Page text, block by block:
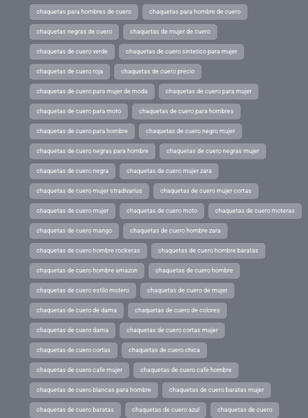
chaquetas para hombres de cuero chaquetas para hombre de cuero
chaquetas negras de cuero chaquetas de mujer de cuero
chaquetas de cuero verde chaquetas de cuero sintetico para mujer
chaquetas de cuero roja chaquetas de cuero precio
chaquetas de cuero para mujer de moda chaquetas de cuero para mujer
chaquetas de cuero para moto chaquetas de cuero para hombres
chaquetas de cuero para hombre chaquetas de cuero negro mujer
chaquetas de cuero negras para hombre chaquetas de cuero negras mujer
chaquetas de cuero negra chaquetas de cuero mujer zara
chaquetas de cuero mujer stradivarius chaquetas de cuero mujer cortas
chaquetas de cuero mujer chaquetas de cuero moto chaquetas de cuero moteras
chaquetas de cuero mango chaquetas de cuero hombre zara
chaquetas de cuero hombre rockeras chaquetas de cuero hombre baratas
chaquetas de cuero hombre amazon chaquetas de cuero hombre
chaquetas de cuero estilo motero chaquetas de cuero de mujer
chaquetas de cuero de dama chaquetas de cuero de colores
chaquetas de cuero dama chaquetas de cuero cortas mujer
chaquetas de cuero cortas chaquetas de cuero chica
chaquetas de cuero cafe mujer chaquetas de cuero cafe hombre
chaquetas de cuero blancas para hombre chaquetas de cuero baratas mujer
chaquetas de cuero baratas chaquetas de cuero azul chaquetas de cuero